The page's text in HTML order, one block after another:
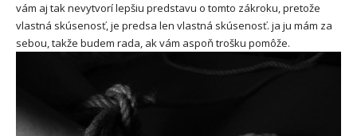
vám aj tak nevytvorí lepšiu predstavu o tomto zákroku, pretože
vlastná skúsenosť, je predsa len vlastná skúsenosť. ja ju mám za
sebou, takže budem rada, ak vám aspoň trošku pomôže.